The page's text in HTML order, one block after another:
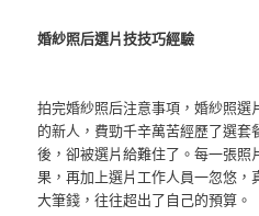
婚紗照后選片技技巧經驗
拍完婚紗照后注意事項，婚紗照選
的新人，費勁千辛萬苦經歷了選
後，卻被選片給難住了。每一張
果，再加上選片工作人員一忽悠
大筆錢，往往超出了自己的預算。